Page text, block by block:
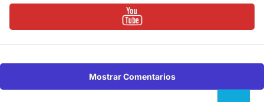
Mostrar Comentarios